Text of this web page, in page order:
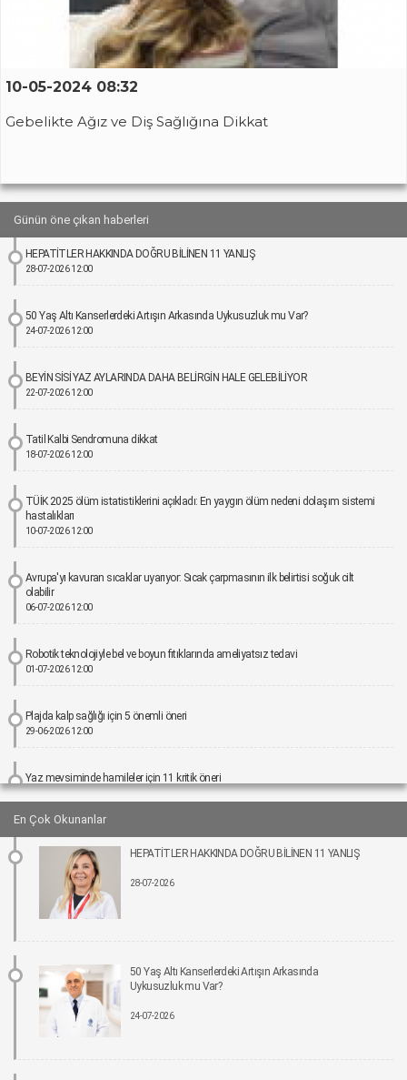
10-05-2024 08:32
Gebelikte Ağız ve Diş Sağlığına Dikkat
Günün öne çıkan haberleri
HEPATİTLER HAKKINDA DOĞRU BİLİNEN 11 YANLIŞ
28-07-2026 12:00
50 Yaş Altı Kanserlerdeki Artışın Arkasında Uykusuzluk mu Var?
24-07-2026 12:00
BEYİN SİSİ YAZ AYLARINDA DAHA BELİRGİN HALE GELEBİLİYOR
22-07-2026 12:00
Tatil Kalbi Sendromuna dikkat
18-07-2026 12:00
TÜİK 2025 ölüm istatistiklerini açıkladı: En yaygın ölüm nedeni dolaşım sistemi
hastalıkları
10-07-2026 12:00
Avrupa'yı kavuran sıcaklar uyarıyor: Sıcak çarpmasının ilk belirtisi soğuk cilt
olabilir
06-07-2026 12:00
Robotik teknolojiyle bel ve boyun fıtıklarında ameliyatsız tedavi
01-07-2026 12:00
Plajda kalp sağlığı için 5 önemli öneri
29-06-2026 12:00
Yaz mevsiminde hamileler için 11 kritik öneri
25-06-2026 12:00
Kız çocuklarında idrar yolu enfeksiyonu riski 4 kata kadar artabiliyor
24-06-2026 12:00
Bel Ağrıları Basit Önlemlerle Kontrol Altına Alınabilir
17-06-2026 12:00
Tıpta Yeni Dönemin Adı: Eş Zamanlı Kombine Cerrahiler
16-06-2026 12:00
İmplant tedavisinde aynı gün yeni diş mümkün
15-06-2026 12:00
En Çok Okunanlar
HEPATİTLER HAKKINDA DOĞRU BİLİNEN 11 YANLIŞ
28-07-2026
50 Yaş Altı Kanserlerdeki Artışın Arkasında
Uykusuzluk mu Var?
24-07-2026